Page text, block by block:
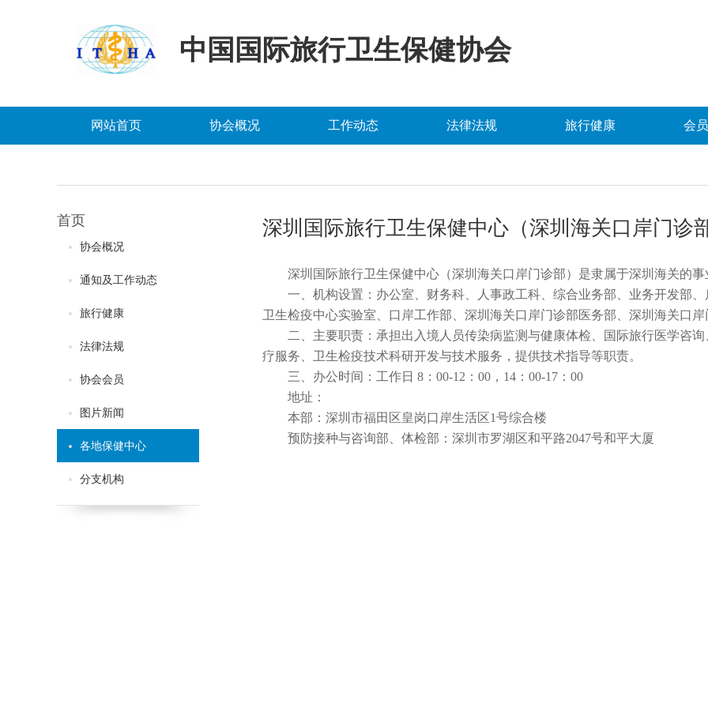
中国国际旅行卫生保健协会
网站首页 协会概况 工作动态 法律法规 旅行健康 会
首页
协会概况
通知及工作动态
旅行健康
法律法规
协会会员
图片新闻
各地保健中心
分支机构
深圳国际旅行卫生保健中心（深圳海关口岸门诊部
深圳国际旅行卫生保健中心（深圳海关口岸门诊部）是隶属于深圳海关的事
一、 机构设置：办公室、财务科、人事政工科、综合业务部、业务开发部
卫生检疫中心实验室、口岸工作部、深圳海关口岸门诊部医务部、深圳海关口
二、 主要职责：承担出入境人员传染病监测与健康体检、国际旅行医学咨
疗服务、卫生检疫技术科研开发与技术服务，提供技术指导等职责。
三、 办公时间：工作日 8：00-12：00，14：00-17：00
地址：
本部：深圳市福田区皇岗口岸生活区1号综合楼
预防接种与咨询部、体检部：深圳市罗湖区和平路2047号和平大厦